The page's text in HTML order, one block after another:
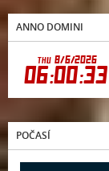
ANNO DOMINI
POČASÍ